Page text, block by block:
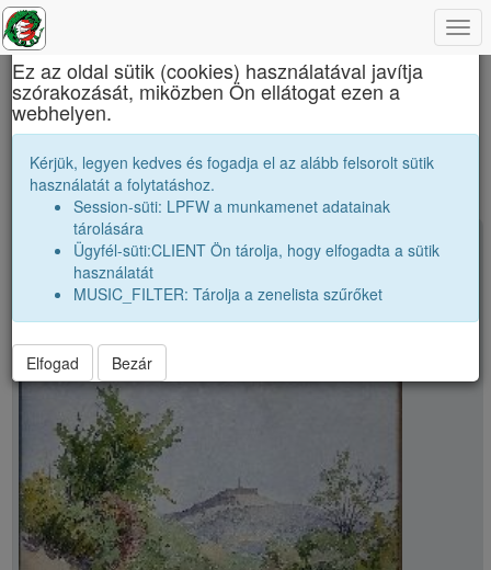
Báthory István Elméleti Líceum
Személyes kép: Diviaczky Rezső
×
Ez az oldal sütik (cookies) használatával javítja
szórakozását, miközben Ön ellátogat ezen a
webhelyen.
Kérjük, legyen kedves és fogadja el az alább felsorolt sütik
használatát a folytatáshoz.
Session-süti: LPFW a munkamenet adatainak
tárolására
Ügyfél-süti:CLIENT Ön tárolja, hogy elfogadta a sütik
használatát
MUSIC_FILTER: Tárolja a zenelista szűrőket
Elfogad Bezár